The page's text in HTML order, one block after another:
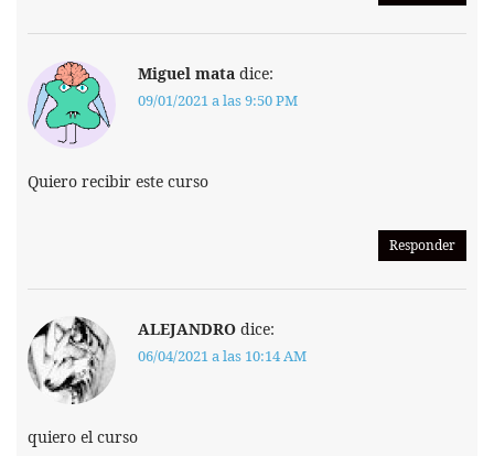
Miguel mata dice:
09/01/2021 a las 9:50 PM
Quiero recibir este curso
Responder
ALEJANDRO dice:
06/04/2021 a las 10:14 AM
quiero el curso